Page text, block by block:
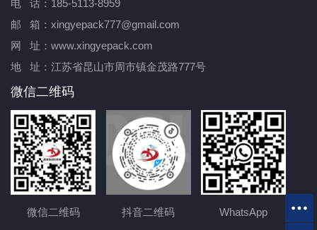
电 话：185-5113-8959
邮 箱：xingyepack777@gmail.com
网 址：www.xingyepack.com
地 址：江苏省昆山市周市镇金茂路777号
微信二维码
微信二维码 抖音二维码 WhatsApp